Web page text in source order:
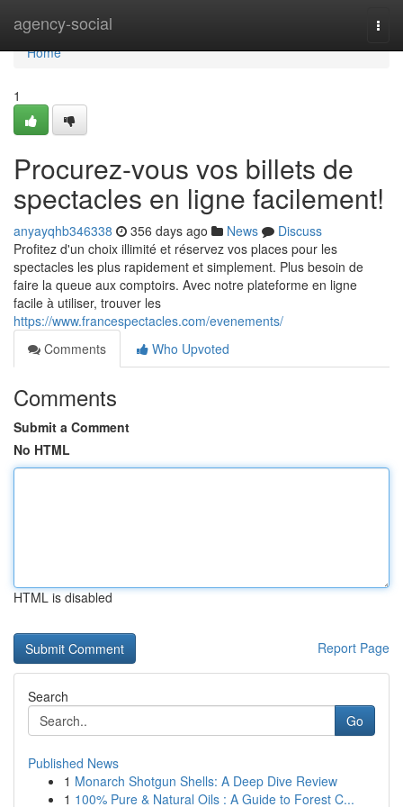
agency-social
Home
Home
1
Procurez-vous vos billets de
spectacles en ligne facilement!
anyayqhb346338 356 days ago News
Discuss
Profitez d'un choix illimité et réservez vos places pour les
spectacles les plus rapidement et simplement. Plus besoin de
faire la queue aux comptoirs. Avec notre plateforme en ligne
facile à utiliser, trouver les
https://www.francespectacles.com/evenements/
Comments
Who Upvoted
Comments
Submit a Comment
No HTML
HTML is disabled
Report Page
Search
Go
Published News
1 Monarch Shotgun Shells: A Deep Dive Review
1 100% Pure & Natural Oils : A Guide to Forest C...